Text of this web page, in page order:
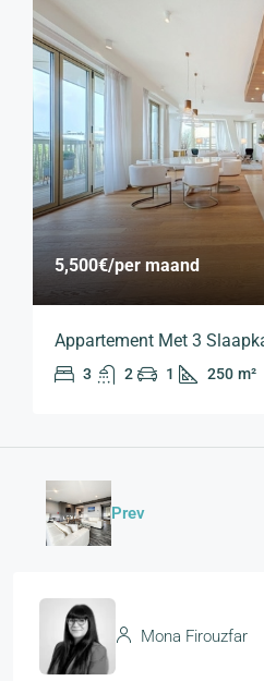
5,500€/per maand
Appartement Met 3
3 2 1 250 m²
Prev
Mona Firouzfar